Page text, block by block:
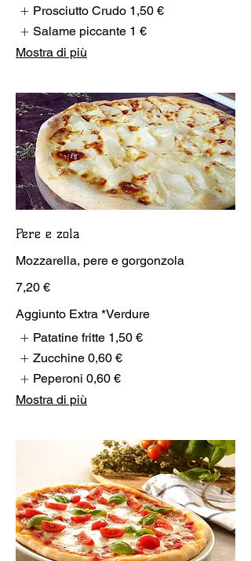
Prosciutto Crudo 1,50 €
Salame piccante 1 €
Mostra di più
Pere e zola
Mozzarella, pere e gorgonzola
7,20 €
Aggiunto Extra *Verdure
Patatine fritte 1,50 €
Zucchine 0,60 €
Peperoni 0,60 €
Mostra di più